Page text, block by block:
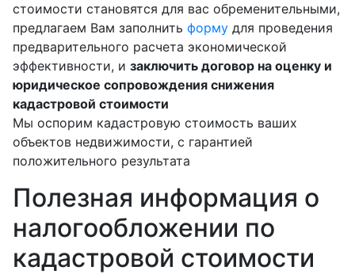
стоимости становятся для вас обременительными,
предлагаем Вам заполнить форму для проведения
предварительного расчета экономической
эффективности, и заключить договор на оценку и
юридическое сопровождения снижения
кадастровой стоимости
Мы оспорим кадастровую стоимость ваших
объектов недвижимости, с гарантией
положительного результата
Полезная информация о
налогообложении по
кадастровой стоимости